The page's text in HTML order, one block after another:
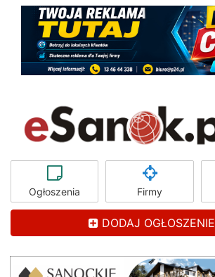
Ogłoszenia Firmy
DODAJ OGŁOSZENIE